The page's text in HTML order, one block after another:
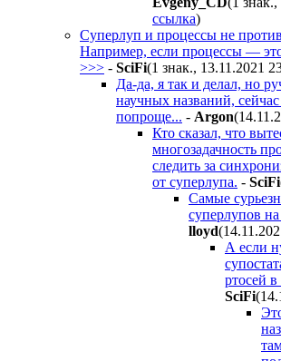
ссылка)
Суперлуп и процессы не
Например, если процессы —
>>> - SciFi(1 знак., 13.11.2021
Да-да, я так и делал, но
научных названий, сейчас
попроще... - Argon
Кто сказал, что
многозадачность
следить за
от суперлупа. - SciFi
Самые
суперлупов
lloyd
А если
ртосей
SciFi